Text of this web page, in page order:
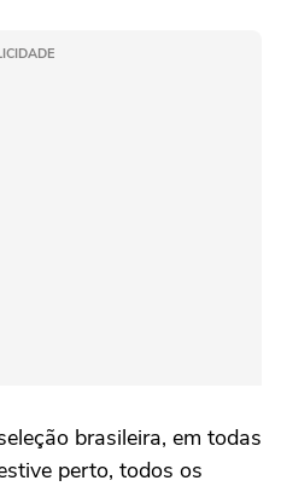
brasileira, em todas
perto, todos os